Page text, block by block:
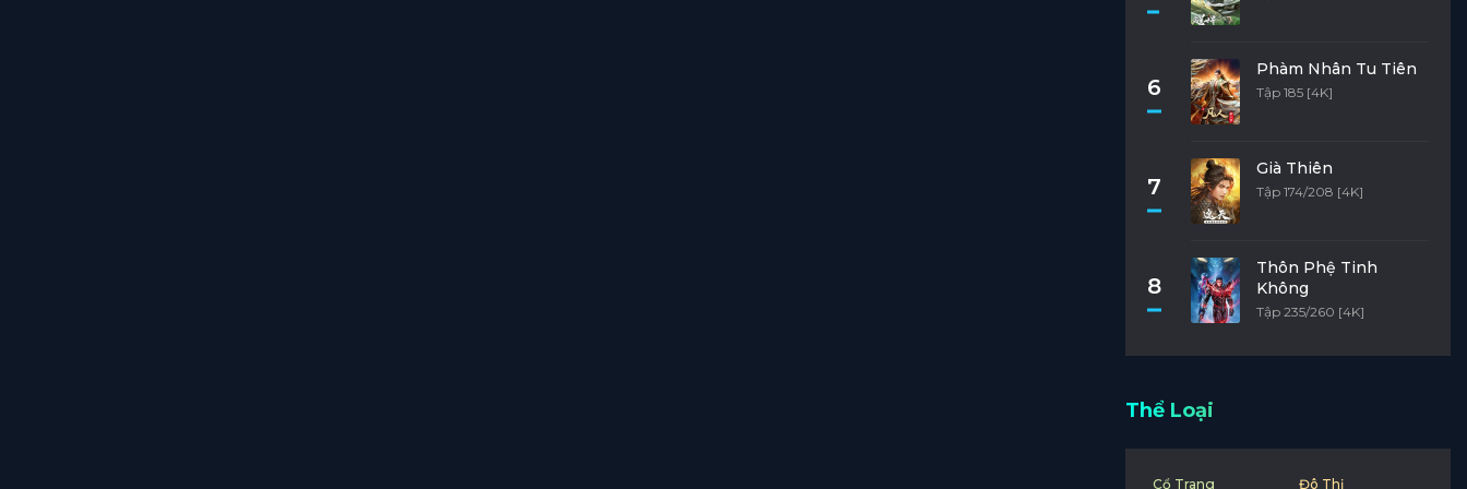
6
Phàm Nhân Tu Tiên
Tập 185 [4K]
7
Già Thiên
Tập 174/208 [4K]
8
Thôn Phệ Tinh
Không
Tập 235/260 [4K]
Thể Loại
Cổ Trang Đô Thị